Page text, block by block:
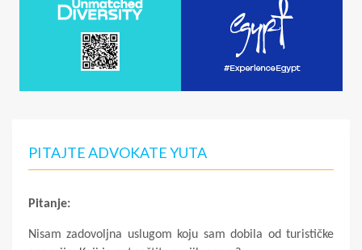
PITAJTE ADVOKATE YUTA
Pitanje:
Nisam zadovoljna uslugom koju sam dobila od turističke